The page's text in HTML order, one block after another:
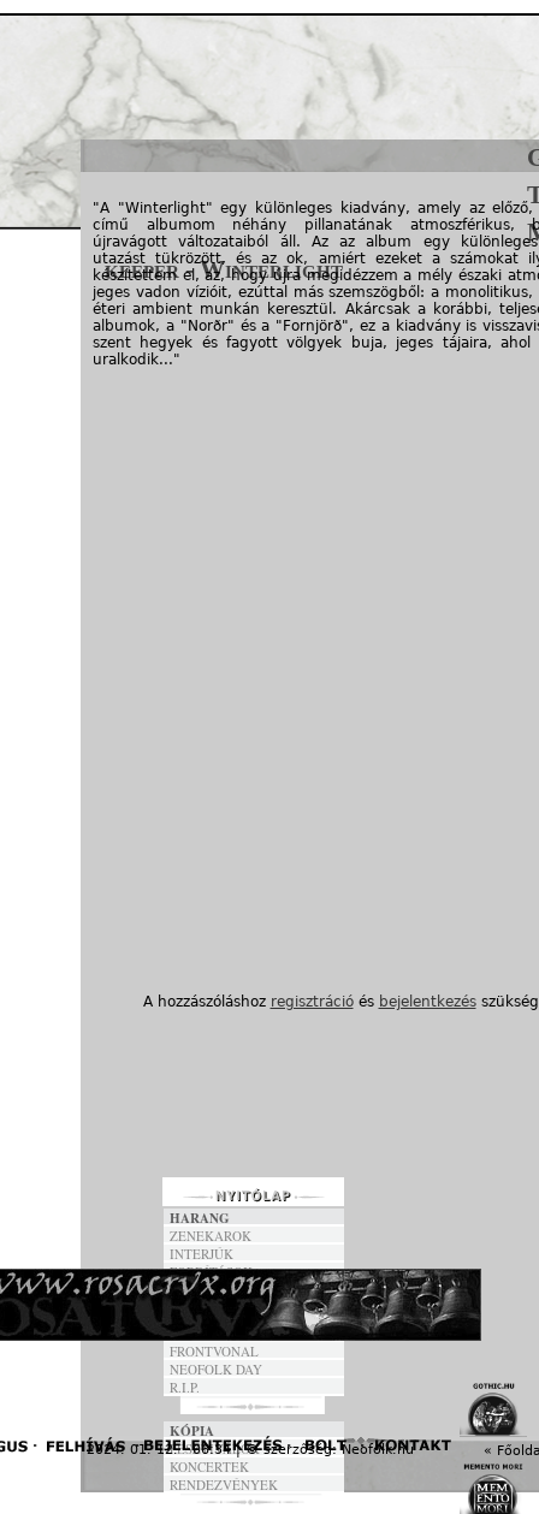
Jump to navigation
keeper - Winterlight
"A "Winterlight" egy különleges kiadvány, amely az előző,
című albumom néhány pillanatának atmoszférikus,
újravágott változataiból áll. Az az album egy különleges
utazást tükrözött, és az ok, amiért ezeket a számokat
készítettem el, az, hogy újra megidézzem a mély északi
jeges vadon vízióit, ezúttal más szemszögből: a monolitikus,
éteri ambient munkán keresztül. Akárcsak a korábbi,
albumok, a "Norðr" és a "Fornjörð", ez a kiadvány is
szent hegyek és fagyott völgyek buja, jeges tájaira, ahol
uralkodik..."
A hozzászóláshoz regisztrációés bejelentkezés
2024. 01. 12. - 06:34 | © szerzőség:Neofolk.hu «
HARANG
ZENEKAROK
INTERJÚK
FORDÍTÁSOK
DALSZÖVEGEK
ANNO
FRONTVONAL
NEOFOLK DAY
R.I.P.
KÓPIA
FESZTIVÁLOK
KONCERTEK
RENDEZVÉNYEK